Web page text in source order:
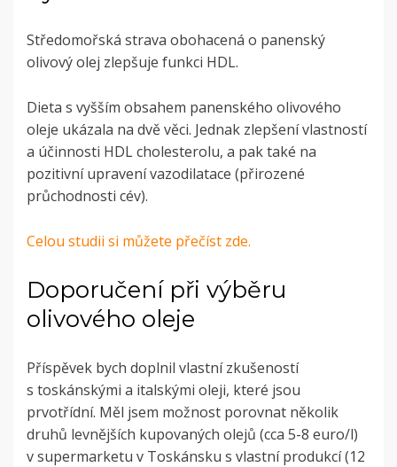
Středomořská strava obohacená o panenský
olivový olej zlepšuje funkci HDL.
Dieta s vyšším obsahem panenského olivového
oleje ukázala na dvě věci. Jednak zlepšení vlastností
a účinnosti HDL cholesterolu, a pak také na
pozitivní upravení vazodilatace (přirozené
průchodnosti cév).
Celou studii si můžete přečíst zde.
Doporučení při výběru
olivového oleje
Příspěvek bych doplnil vlastní zkušeností
s toskánskými a italskými oleji, které jsou
prvotřídní. Měl jsem možnost porovnat několik
druhů levnějších kupovaných olejů (cca 5-8 euro/l)
v supermarketu v Toskánsku s vlastní produkcí (12